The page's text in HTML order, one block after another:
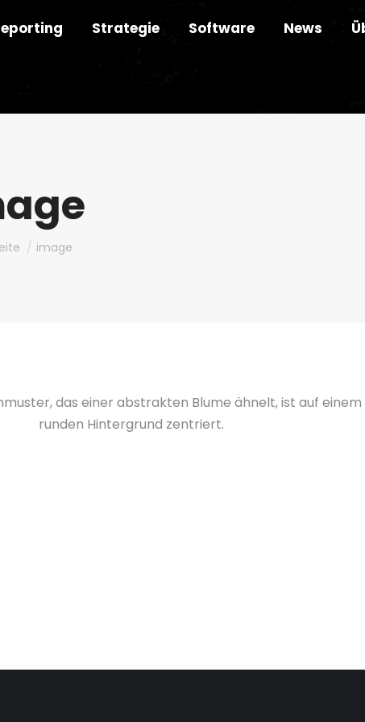
Strategie Software News
hier:image
das einer abstrakten Blume ähnelt, ist auf
runden Hintergrund zentriert.